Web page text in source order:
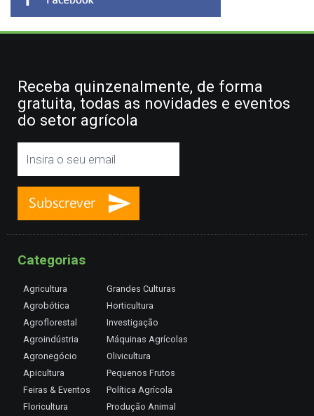
Receba quinzenalmente, de forma
gratuita, todas as novidades e eventos
do setor agrícola
Categorias
Agricultura
Agrobótica
Agroflorestal
Agroindústria
Agronegócio
Apicultura
Feiras & Eventos
Floricultura
Grandes Culturas
Horticultura
Investigação
Máquinas Agrícolas
Olivicultura
Pequenos Frutos
Política Agrícola
Produção Animal